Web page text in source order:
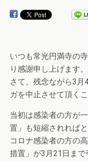
いつも常光円満寺の
り感謝申し上げます。
さて、残念ながら3月
ガを中止させて頂く
当初は感染者の方が
置」も短縮されれば
コロナ感染者の方の
措置」が3月21日ま